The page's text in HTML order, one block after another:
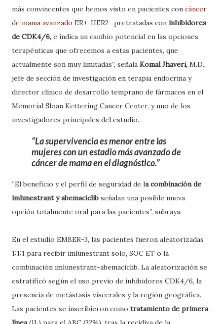
más convincentes que hemos visto en pacientes con cáncer
de mama avanzado ER+, HER2- pretratadas con inhibidores
de CDK4/6, e indica un cambio potencial en las opciones
terapéuticas que ofrecemos a estas pacientes, que
actualmente son muy limitadas”, señala Komal Jhaveri, M.D.,
jefe de sección de investigación en terapia endocrina y
director clínico de desarrollo temprano de fármacos en el
Memorial Sloan Kettering Cancer Center, y uno de los
investigadores principales del estudio.
La supervivencia es menor entre las
mujeres con un estadio más avanzado de
cáncer de mama en el diagnóstico.
“El beneficio y el perfil de seguridad de la combinación de
imlunestrant y abemaciclib señalan una posible nueva
opción totalmente oral para las pacientes”, subraya.
En el estudio EMBER-3, las pacientes fueron aleatorizadas
1:1:1 para recibir imlunestrant solo, SOC ET o la
combinación imlunestrant-abemaciclib. La aleatorización se
estratificó según el uso previo de inhibidores CDK4/6, la
presencia de metástasis viscerales y la región geográfica.
Las pacientes se inscribieron como tratamiento de primera